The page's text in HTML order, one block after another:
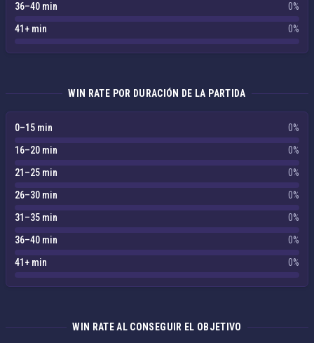
36–40 min
0%
41+ min
0%
WIN RATE POR DURACIÓN DE LA PARTIDA
0–15 min
0%
16–20 min
0%
21–25 min
0%
26–30 min
0%
31–35 min
0%
36–40 min
0%
41+ min
0%
WIN RATE AL CONSEGUIR EL OBJETIVO